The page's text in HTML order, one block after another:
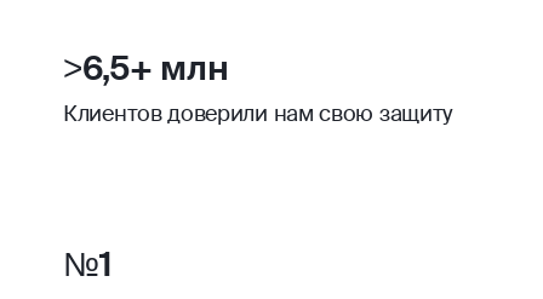
>6,5+ млн
Клиентов доверили нам свою защиту
№1